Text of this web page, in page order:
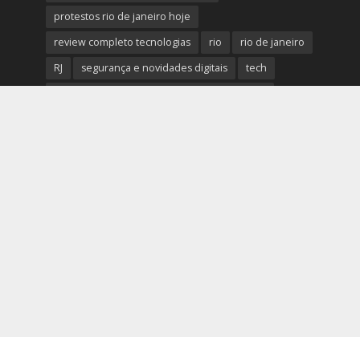
protestos rio de janeiro hoje
review completo tecnologias
rio
rio de janeiro
RJ
segurança e novidades digitais
tech